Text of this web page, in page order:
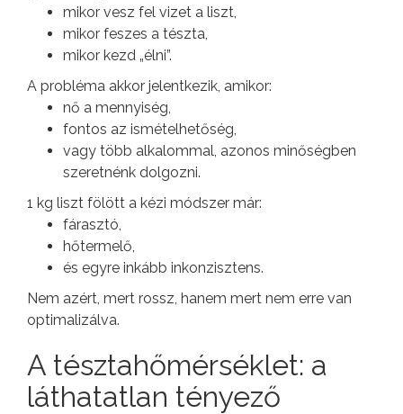
mikor vesz fel vizet a liszt,
mikor feszes a tészta,
mikor kezd „élni”.
A probléma akkor jelentkezik, amikor:
nő a mennyiség,
fontos az ismételhetőség,
vagy több alkalommal, azonos minőségben
szeretnénk dolgozni.
1 kg liszt fölött a kézi módszer már:
fárasztó,
hőtermelő,
és egyre inkább inkonzisztens.
Nem azért, mert rossz, hanem mert nem erre van
optimalizálva.
A tésztahőmérséklet: a
láthatatlan tényező